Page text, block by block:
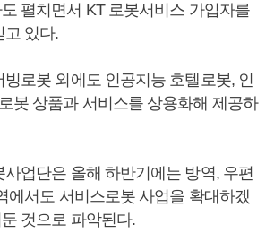
펼치면서 KT 로봇서비스 가입자를
고 있다.
빙로봇 외에도 인공지능 호텔로봇, 인
봇 상품과 서비스를 상용화해 제공하
사업단은 올해 하반기에는 방역, 우편
에서도 서비스로봇 사업을 확대하겠
것으로 파악된다.